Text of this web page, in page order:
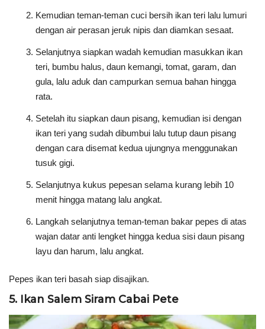
Kemudian teman-teman cuci bersih ikan teri lalu lumuri
dengan air perasan jeruk nipis dan diamkan sesaat.
Selanjutnya siapkan wadah kemudian masukkan ikan
teri, bumbu halus, daun kemangi, tomat, garam, dan
gula, lalu aduk dan campurkan semua bahan hingga
rata.
Setelah itu siapkan daun pisang, kemudian isi dengan
ikan teri yang sudah dibumbui lalu tutup daun pisang
dengan cara disemat kedua ujungnya menggunakan
tusuk gigi.
Selanjutnya kukus pepesan selama kurang lebih 10
menit hingga matang lalu angkat.
Langkah selanjutnya teman-teman bakar pepes di atas
wajan datar anti lengket hingga kedua sisi daun pisang
layu dan harum, lalu angkat.
Pepes ikan teri basah siap disajikan.
5. Ikan Salem Siram Cabai Pete